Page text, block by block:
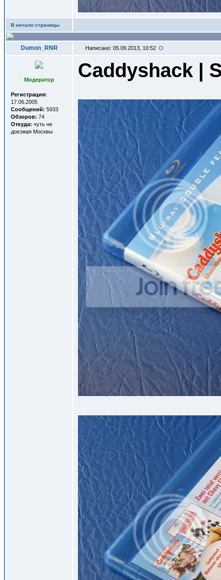
В начало страницы
Dumon_RNR Написано: 05.09.2013, 10:52
Модератор
Регистрация:
17.06.2005
Сообщений: 5933
Обзоров: 74
Откуда: чуть не
доезжая Москвы
Caddyshack |